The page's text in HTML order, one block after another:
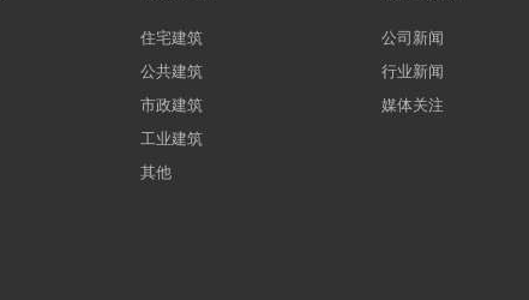
住宅建筑
公共建筑
市政建筑
工业建筑
其他
公司新闻
行业新闻
媒体关注